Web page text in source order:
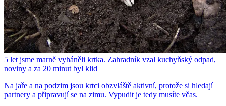
5 let jsme marně vyháněli krtka. Zahradník vzal kuchyňský odpad,
noviny a za 20 minut byl klid
Na jaře a na podzim jsou krtci obzvláště aktivní, protože si hledají
partnery a připravují se na zimu. Vypudit je tedy musíte včas.